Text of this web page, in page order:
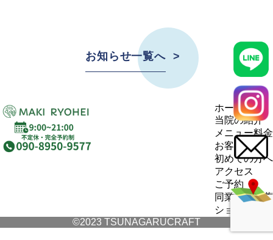
お知らせ一覧へ
ホーム
当院の紹介
メニュー料金
お客様の声
初めての方へ
アクセス
ご予約
同業者の推薦
ショップ
©2023 TSUNAGARUCRAFT